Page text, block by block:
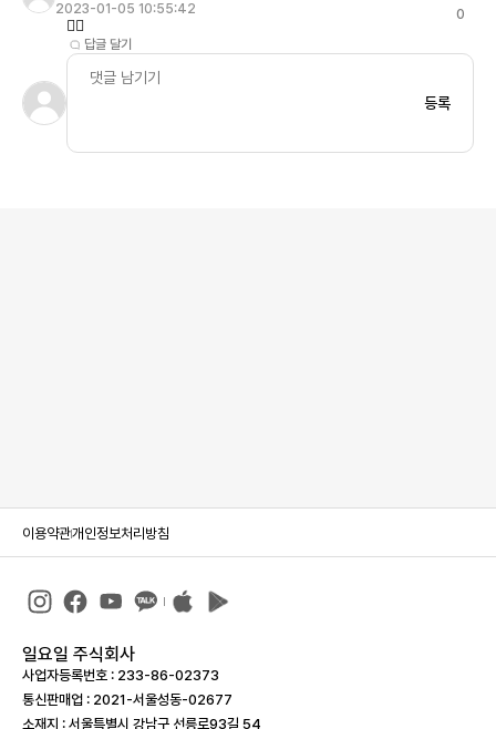
2023-01-05 10:55:42
🙅‍♂️
답글 달기
0
등록
이용약관개인정보처리방침
일요일 주식회사
사업자등록번호 : 233-86-023­73
통신판매업 : 2021-서울성동-02677
소재지 : 서울특별시 강남구 선릉로93길 54